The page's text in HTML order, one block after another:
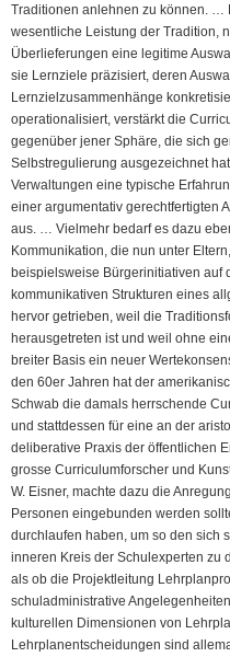
Traditionen anlehnen zu können. …
wesentliche Leistung der Tradition,
Überlieferungen eine legitime
sie Lernziele präzisiert, deren
Lernzielzusammenhänge
operationalisiert, verstärkt die
gegenüber jener Sphäre, die sich
Selbstregulierung ausgezeichnet
Verwaltungen eine typische
einer argumentativ gerechtfertigten
aus. … Vielmehr bedarf es dazu
Kommunikation, die nun unter
beispielsweise Bürgerinitiativen auf
kommunikativen Strukturen eines
hervor getrieben, weil die
herausgetreten ist und weil ohne
breiter Basis ein neuer
den 60er Jahren hat der
Schwab die damals herrschende
und stattdessen für eine an der
deliberative Praxis der öffentlichen
grosse Curriculumforscher und
W. Eisner, machte dazu die
Personen eingebunden werden
durchlaufen haben, um so den sich
inneren Kreis der Schulexperten zu
als ob die Projektleitung
schuladministrative
kulturellen Dimensionen von
Lehrplanentscheidungen sind